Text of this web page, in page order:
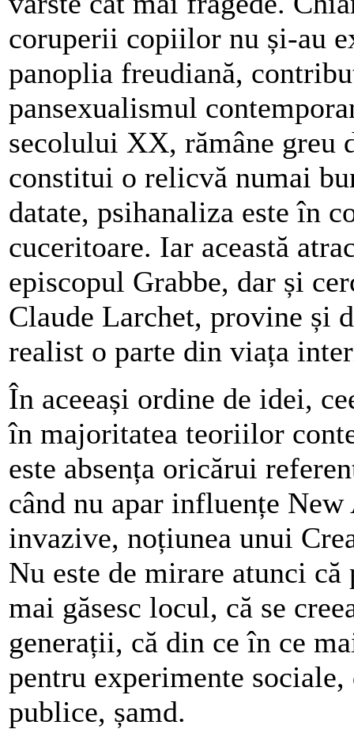
coruperii copiilor nu și-au
panoplia freudiană,
pansexualismul
secolului XX, rămâne greu
constitui o relicvă numai
datate, psihanaliza este în
cuceritoare. Iar această
episcopul Grabbe, dar și
Claude Larchet, provine și
realist o parte din viața
În aceeași ordine de idei,
în majoritatea teoriilor
este absența oricărui
când nu apar influențe
invazive, noțiunea unui
Nu este de mirare atunci
mai găsesc locul, că se
generații, că din ce în ce
pentru experimente
publice, șamd.